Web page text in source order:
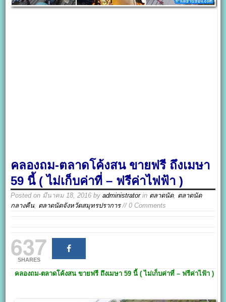
คลองถม-ตลาดโค้งสน ขายฟรี ถึงเมษา
59 นี้ ( ไม่เก็บค่าที่ – ฟรีค่าไฟฟ้า )
Posted on มีนาคม 18, 2016 byadministratorin ตลาดนัด, ตลาดนัด
กลางคืน, ตลาดนัดจังหวัดสมุทรปราการ// 0 Comments
637
SHARES
คลองถม-ตลาดโค้งสน ขายฟรี ถึงเมษา 59 นี้ ( ไม่เก็บค่าที่ – ฟรีค่าไฟ้า )